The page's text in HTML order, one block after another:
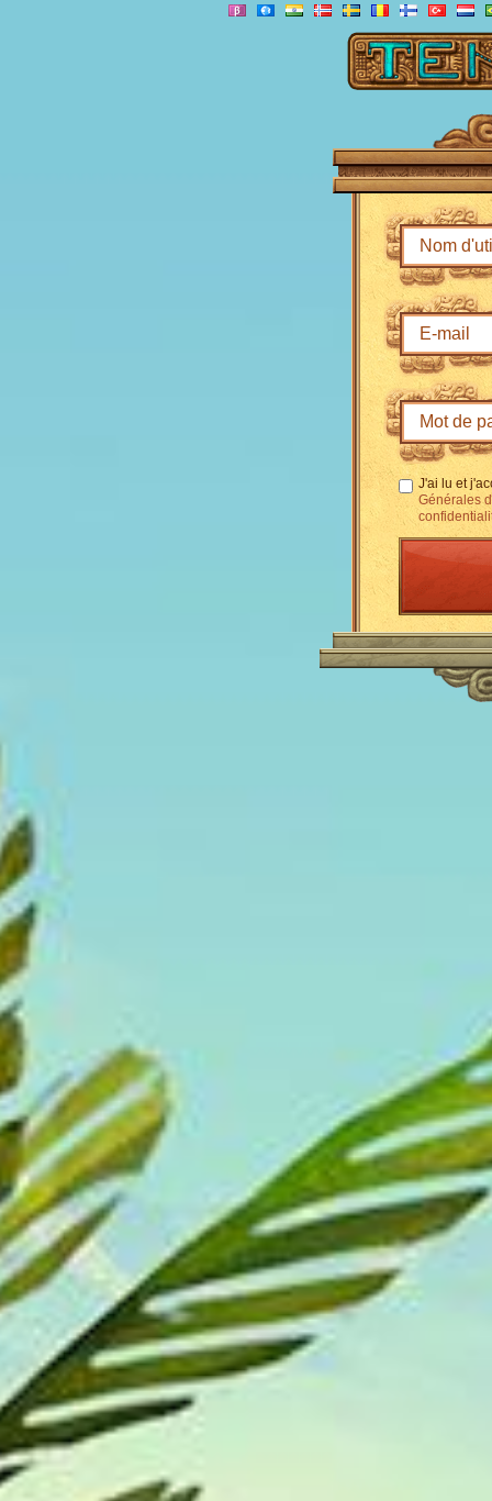
J'ai lu et
Générales